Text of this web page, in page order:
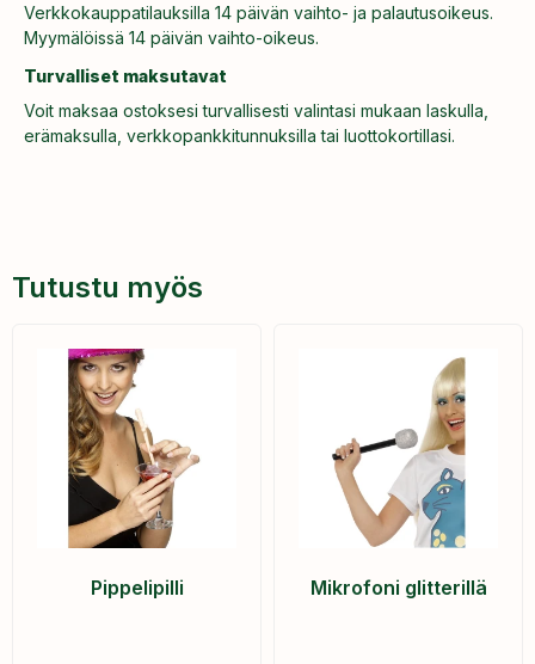
Verkkokauppatilauksilla 14 päivän vaihto- ja palautusoikeus.
Myymälöissä 14 päivän vaihto-oikeus.
Turvalliset maksutavat
Voit maksaa ostoksesi turvallisesti valintasi mukaan laskulla,
erämaksulla, verkkopankkitunnuksilla tai luottokortillasi.
Tutustu myös
Pippelipilli Mikrofoni glitterillä